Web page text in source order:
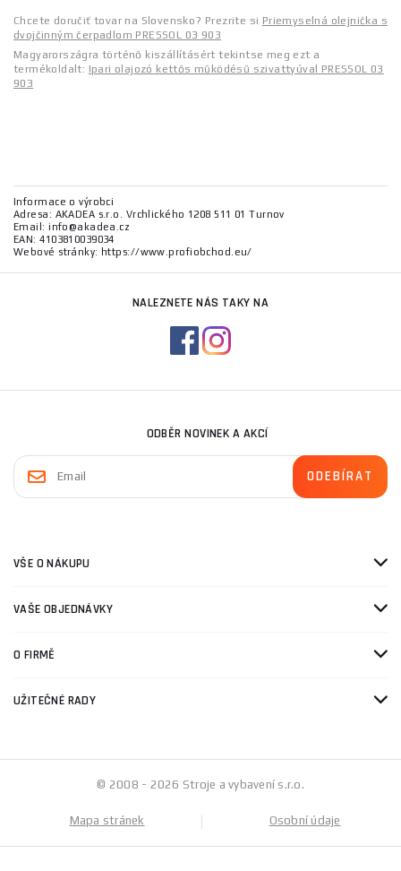
Chcete doručiť tovar na Slovensko? Prezrite si Priemyselná olejnička s
dvojčinným čerpadlom PRESSOL 03 903
Magyarországra történő kiszállításért tekintse meg ezt a
termékoldalt: Ipari olajozó kettős működésű szivattyúval PRESSOL 03
903
Informace o výrobci
Adresa: AKADEA s.r.o. Vrchlického 1208 511 01 Turnov
Email: info@akadea.cz
EAN: 4103810039034
Webové stránky: https://www.profiobchod.eu/
NALEZNETE NÁS TAKY NA
ODBĚR NOVINEK A AKCÍ
VŠE O NÁKUPU
VAŠE OBJEDNÁVKY
O FIRMĚ
UŽITEČNÉ RADY
© 2008 - 2026 Stroje a vybavení s.r.o.
Mapa stránek Osobní údaje